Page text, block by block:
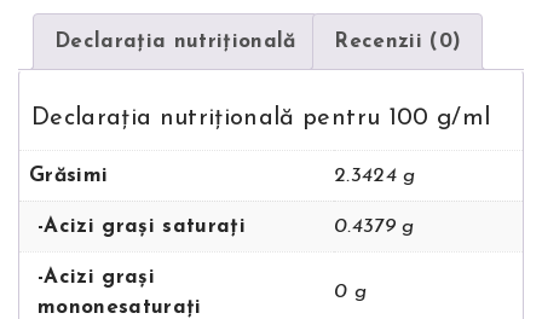
Declarația nutriţională Recenzii (0)
Declarația nutriţională pentru 100 g/ml
Grăsimi 2.3424 g
-Acizi grași saturați 0.4379 g
-Acizi grași
mononesaturați
0 g